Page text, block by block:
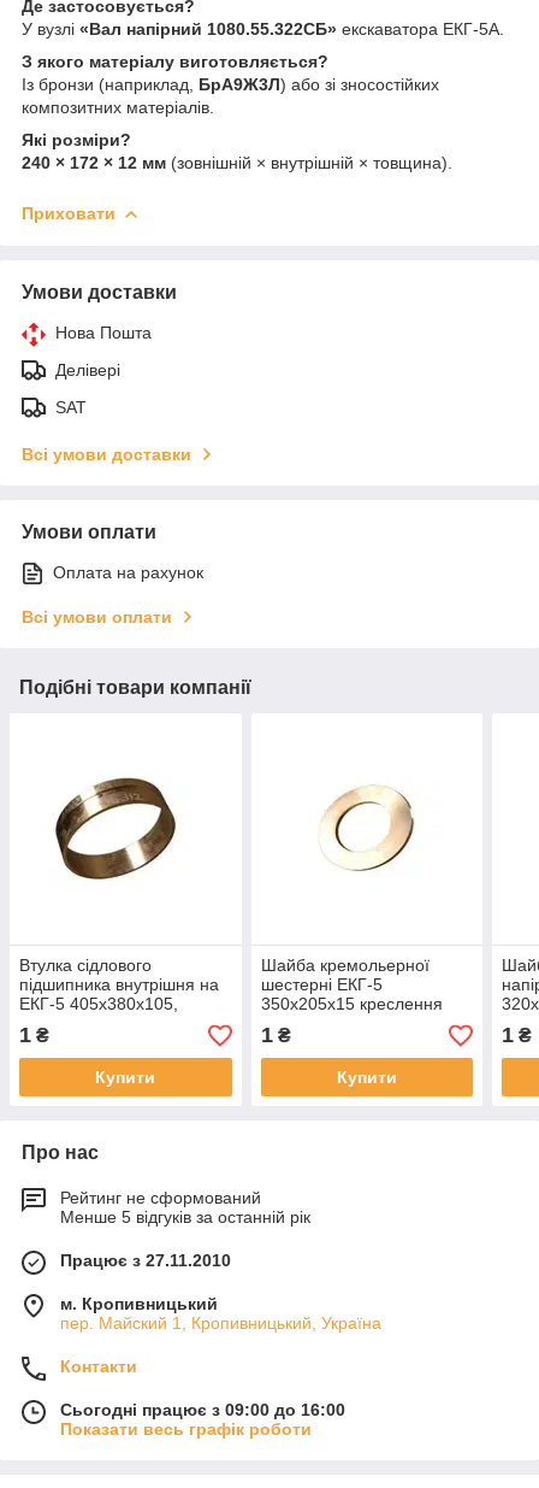
Де застосовується?
У вузлі «Вал напірний 1080.55.322СБ» екскаватора ЕКГ-5А.
З якого матеріалу виготовляється?
Із бронзи (наприклад, БрА9Ж3Л) або зі зносостійких
композитних матеріалів.
Які розміри?
240 × 172 × 12 мм (зовнішній × внутрішній × товщина).
Приховати
Умови доставки
Нова Пошта
Делівері
SAT
Всі умови доставки
Умови оплати
Оплата на рахунок
Всі умови оплати
Подібні товари компанії
Втулка сідлового
підшипника внутрішня на
ЕКГ-5 405х380х105,
креслення 1080.05.312
1 ₴
Купити
Шайба кремольерної
шестерні ЕКГ-5
350х205х15 креслення
1080.05.381, раніше
використовуване крес.
1014.53.232
1₴
Купити
1 ₴
Про нас
Рейтинг не сформований
Менше 5 відгуків за останній рік
Працює з 27.11.2010
м. Кропивницький
пер. Майский 1, Кропивницький, Україна
Контакти
Сьогодні працює з 09:00 до 16:00
Показати весь графік роботи